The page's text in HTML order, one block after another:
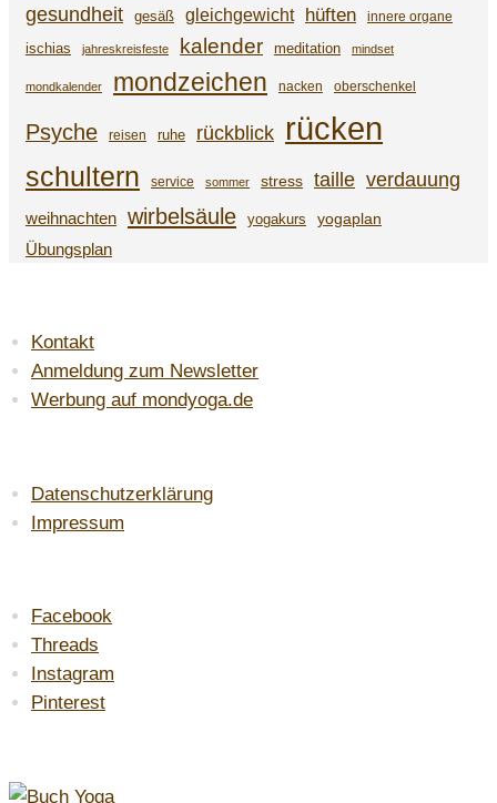
gesundheit gesäß gleichgewicht hüften innere organe
ischias jahreskreisfeste kalender meditation mindset
mondkalender mondzeichen nacken oberschenkel
Psyche reisen ruhe rückblick rücken
schultern service sommer stress taille verdauung
weihnachten wirbelsäule yogakurs yogaplan
Übungsplan
Kontakt
Anmeldung zum Newsletter
Werbung auf mondyoga.de
Datenschutzerklärung
Impressum
Facebook
Threads
Instagram
Pinterest